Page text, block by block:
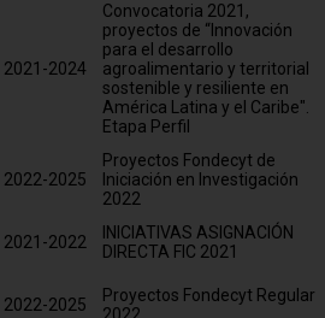
2021-2024
Convocatoria 2021,
proyectos de “Innovación
para el desarrollo
agroalimentario y territorial
sostenible y resiliente en
América Latina y el Caribe".
Etapa Perfil
2022-2025
Proyectos Fondecyt de
Iniciación en Investigación
2022
2021-2022
INICIATIVAS ASIGNACIÓN
DIRECTA FIC 2021
2022-2025
Proyectos Fondecyt Regular